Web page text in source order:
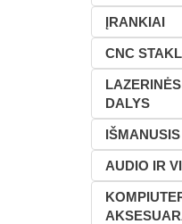
ĮRANKIAI
CNC
DALYS
AUDIO IR